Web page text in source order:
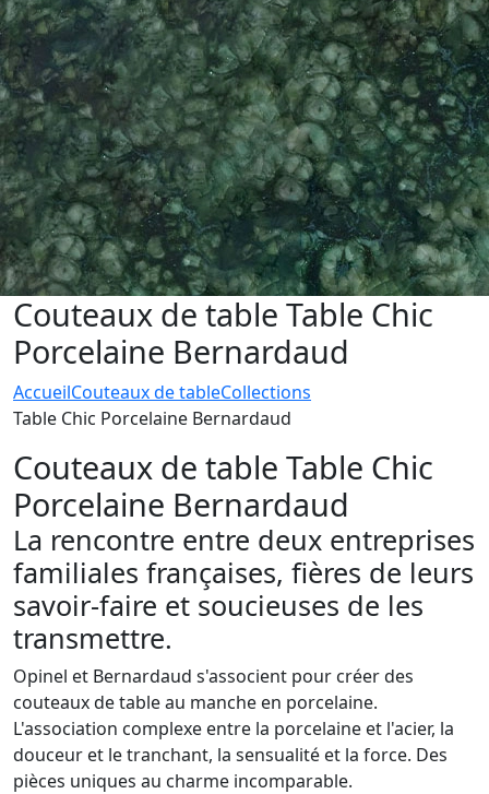
Couteaux de table Table Chic
Porcelaine Bernardaud
AccueilCouteaux de tableCollections
Table Chic Porcelaine Bernardaud
Couteaux de table Table Chic
Porcelaine Bernardaud
La rencontre entre deux entreprises
familiales françaises, fières de leurs
savoir-faire et soucieuses de les
transmettre.
Opinel et Bernardaud s'associent pour créer des
couteaux de table au manche en porcelaine.
L'association complexe entre la porcelaine et l'acier, la
douceur et le tranchant, la sensualité et la force. Des
pièces uniques au charme incomparable.